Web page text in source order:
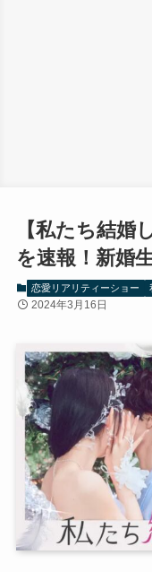
【私たち結婚
を速報！新婚
恋愛リアリティーショー
2024年3月16日